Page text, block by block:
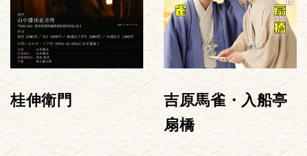
桂伸衛門
吉原馬雀・入船亭
扇橋